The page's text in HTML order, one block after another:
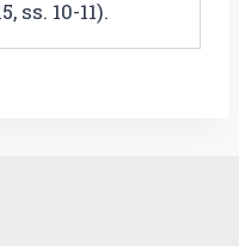
ss. 10-11).